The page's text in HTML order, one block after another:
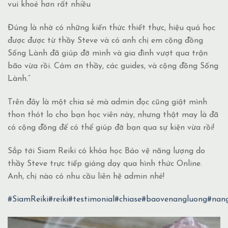
vui khoẻ hơn rất nhiều
Đúng là nhờ có những kiến thức thiết thực, hiệu quả học
được được từ thầy Steve và có anh chị em cộng đồng
Sống Lành đã giúp đỡ mình và gia đình vượt qua trận
bão vừa rồi. Cám ơn thầy, các guides, và cộng đồng Sống
Lành.”
Trên đây là một chia sẻ mà admin đọc cũng giật mình
thon thót lo cho bạn học viên này, nhưng thật may là đã
có cộng đồng để có thể giúp đỡ bạn qua sự kiện vừa rồi!
Sắp tới Siam Reiki có khóa học Bảo vệ năng lượng do
thầy Steve trực tiếp giảng dạy qua hình thức Online.
Anh, chị nào có nhu cầu liên hệ admin nhé!
#SiamReiki#reiki#testimonial#chiase#baovenangluong